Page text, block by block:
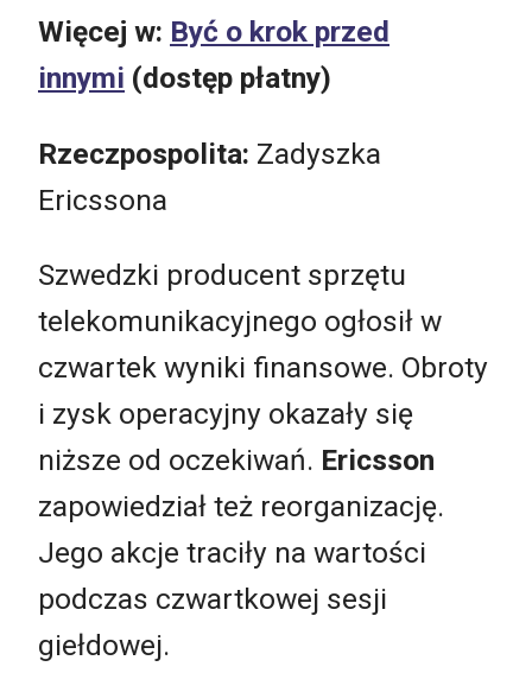
Więcej w: Być o krok przed
innymi (dostęp płatny)
Rzeczpospolita: Zadyszka
Ericssona
Szwedzki producent sprzętu
telekomunikacyjnego ogłosił w
czwartek wyniki finansowe. Obroty
i zysk operacyjny okazały się
niższe od oczekiwań. Ericsson
zapowiedział też reorganizację.
Jego akcje traciły na wartości
podczas czwartkowej sesji
giełdowej.